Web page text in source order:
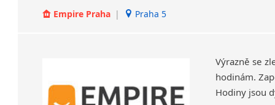
Empire Praha | Praha 5
Výrazně se
hodinám.